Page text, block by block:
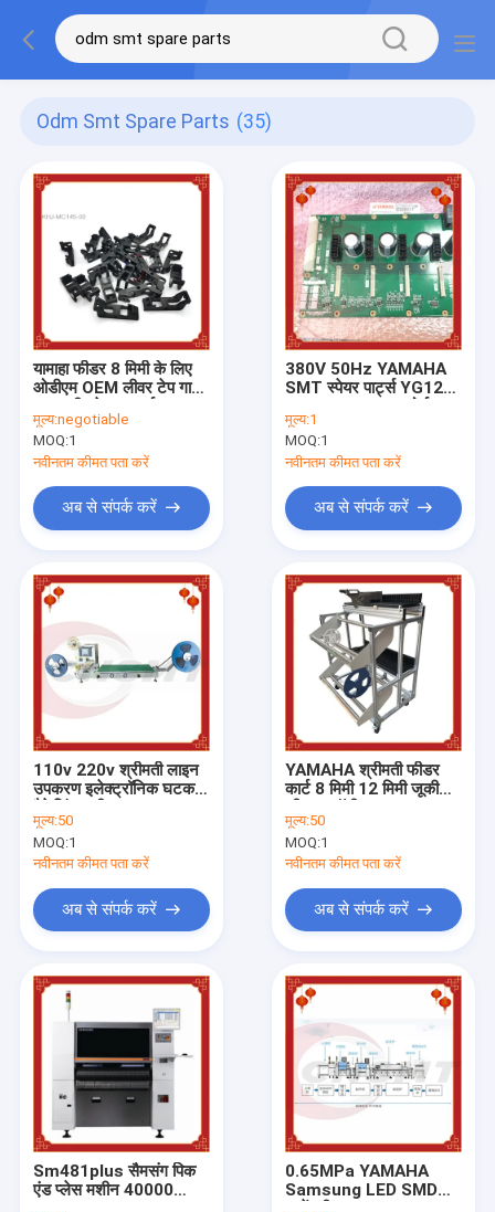
Odm Smt Spare Parts (35)
यामाहा फीडर 8 मिमी के लिए
ओडीएम OEM लीवर टेप गाइड
मूल्य:negotiable
MOQ:1
नवीनतम कीमत पता करें
अब से संपर्क करें
380V 50Hz YAMAHA
SMT स्पेयर पार्ट्स YG12
मूल्य:1
MOQ:1
नवीनतम कीमत पता करें
अब से संपर्क करें
110v 220v श्रीमती लाइन
उपकरण इलेक्ट्रॉनिक घटक
मूल्य:50
MOQ:1
नवीनतम कीमत पता करें
अब से संपर्क करें
YAMAHA श्रीमती फीडर
कार्ट 8 मिमी 12 मिमी जूकी
मूल्य:50
MOQ:1
नवीनतम कीमत पता करें
अब से संपर्क करें
Sm481plus सैमसंग पिक
एंड प्लेस मशीन 40000
0.65MPa YAMAHA
Samsung LED SMD